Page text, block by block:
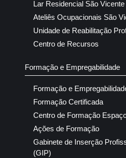
Lar Residencial São Vicente
Ateliês Ocupacionais São
Unidade de Reabilitação
Centro de Recursos
Formação e Empregabilidade
Formação e
Formação Certificada
Centro de Formação
Ações de Formação
Gabinete de Inserção
(GIP)